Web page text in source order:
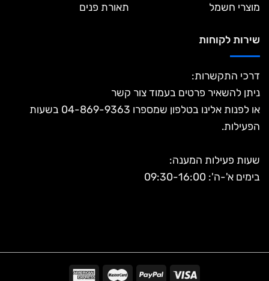
מוצרי חשמל
תאורת פנים
שירות לקוחות
דרכי התקשרות:
ניתן להשאיר פרטים בעמוד צור קשר
או לפנות אלינו בטלפון שמספרו 04-869-9363 בשעות
הפעילות.
שעות פעילות המענה:
בימים א'-ה': 09:30-16:00